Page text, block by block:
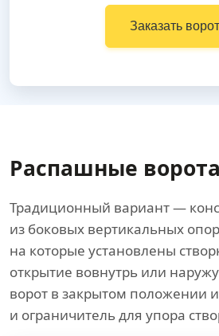
Заказать
Распашные ворота
Традиционный вариант —
из боковых вертикальных
на которые установлены
открытие вовнутрь или
ворот в закрытом положении
и ограничитель для упора